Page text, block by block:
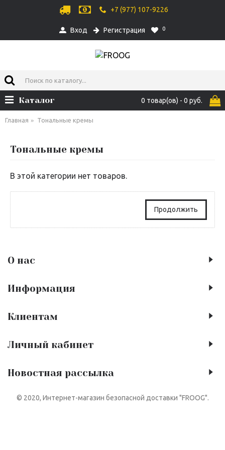
+7 (977) 107-9226
Вход Регистрация 0
0 товар(ов) - 0 руб.
Каталог
Главная Тональные кремы
Тональные кремы
В этой категории нет товаров.
Продолжить
О нас
Информация
Клиентам
Личный кабинет
Новостная рассылка
© 2020, Интернет-магазин безопасной доставки "FROOG".